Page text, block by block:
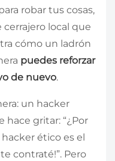
robar tus cosas,
local que
cómo un ladrón
puedes reforzar
de nuevo.
un hacker
gritar: “¿Por
ético es el
contraté!”. Pero